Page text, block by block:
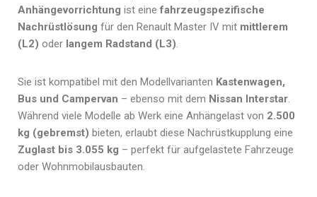
Anhängevorrichtung ist einefahrzeugspezifische
Nachrüstlösung für den Renault Master IV mit mittlerem
(L2) oder langem Radstand (L3).
Sie ist kompatibel mit den Modellvarianten Kastenwagen,
Bus und Campervan – ebenso mit dem Nissan Interstar.
Während viele Modelle ab Werk eine Anhängelast von 2.500
kg (gebremst) bieten, erlaubt diese Nachrüstkupplung eine
Zuglast bis 3.055 kg – perfekt für aufgelastete Fahrzeuge
oder Wohnmobilausbauten.